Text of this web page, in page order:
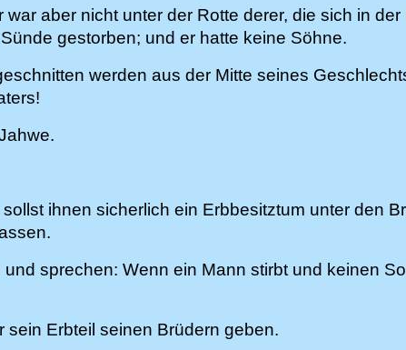
aber nicht unter der Rotte derer, die sich in
gestorben; und er hatte keine Söhne.
werden aus der Mitte seines
ihnen sicherlich ein Erbbesitztum unter den
sprechen: Wenn ein Mann stirbt und keinen
sein Erbteil seinen Brüdern geben.